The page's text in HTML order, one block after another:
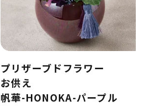
プリザーブドフラワー
お供え
帆華-HONOKA-パープル